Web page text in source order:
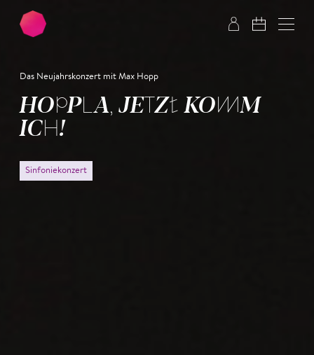
Zum Hauptinhalt springen Zum Footer springen
Das Neujahrskonzert mit Max Hopp
HOPPLA, JETZT KOMM
ICH!
Sinfoniekonzert